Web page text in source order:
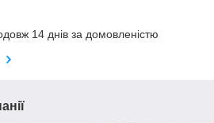
14 днів за домовленістю